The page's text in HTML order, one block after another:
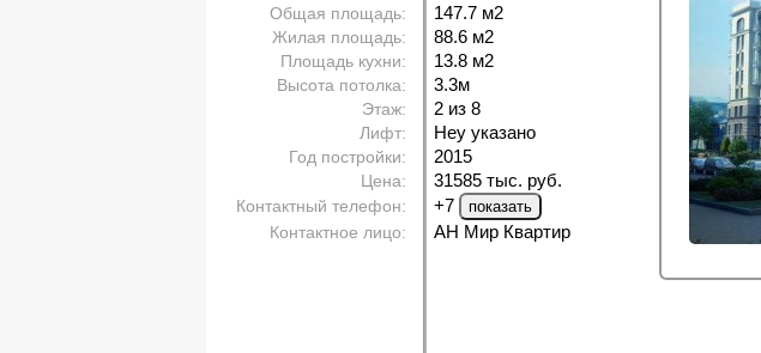
Общая площадь: 147.7 м2
Жилая площадь: 88.6 м2
Площадь кухни: 13.8 м2
Высота потолка: 3.3м
Этаж: 2 из 8
Лифт: Неу указано
Год постройки: 2015
Цена: 31585 тыс. руб.
Контактный телефон: +7
Контактное лицо: АН Мир Квартир